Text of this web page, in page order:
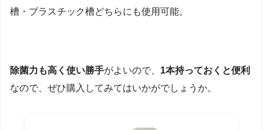
槽・プラスチック槽どちらにも使用可能。
除菌力も高く使い勝手がよいので、 1本持っておくと便利
なので、ぜひ購入してみてはいかがでしょうか。